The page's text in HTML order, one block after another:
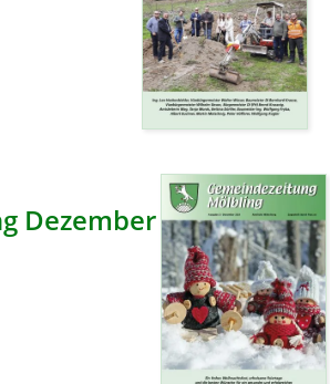
Dezember